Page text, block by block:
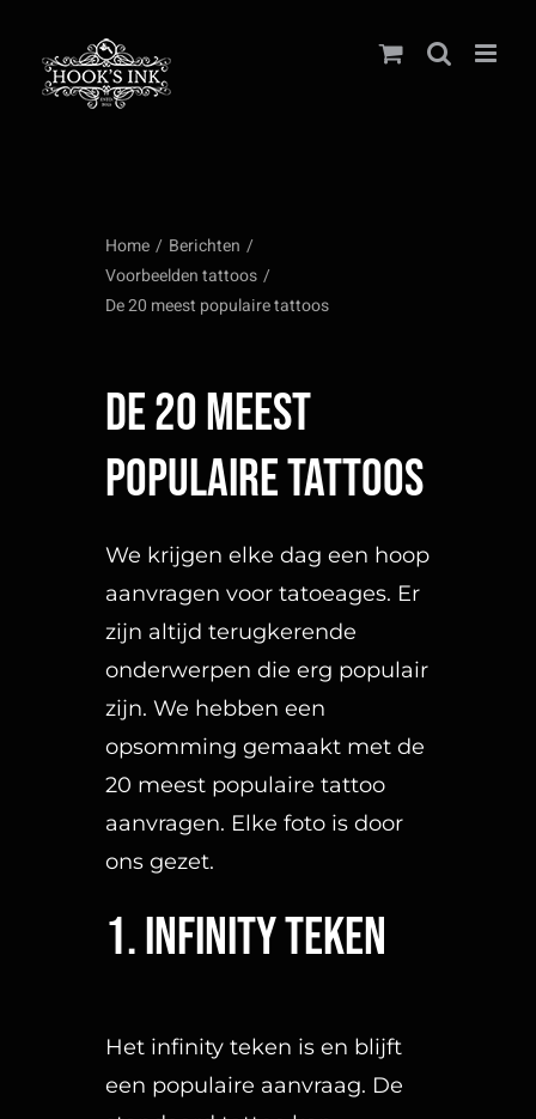
naar
inhoud
Home
Berichten
Voorbeelden tattoos
De 20 meest populaire tattoos
De 20 meest populaire
tattoos
We krijgen elke dag een hoop
zijn altijd terugkerende
onderwerpen die erg populair
zijn. We hebben een
opsomming gemaakt met de
20 meest populaire tattoo
aanvragen. Elke foto is door
ons gezet.
1. Infinity teken
Het infinity teken is en blijft
uitgebreid worden met
namen, veertjes, hartjes of